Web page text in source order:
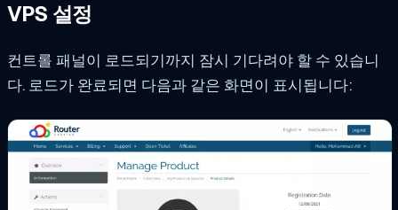
VPS 설정
컨트롤 패널이 로드되기까지 잠시 기다려야 할 수 있습니
다. 로드가 완료되면 다음과 같은 화면이 표시됩니다: